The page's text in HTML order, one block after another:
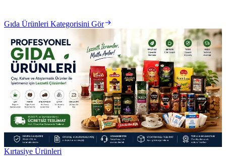
Gıda Ürünleri Kategorisini Gör
Kırtasiye Ürünleri